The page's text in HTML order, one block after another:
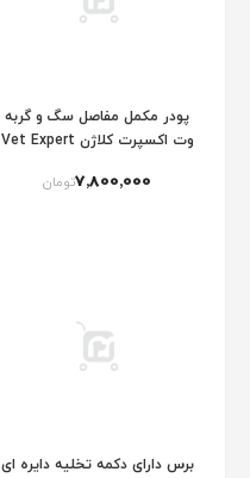
پودر مکمل مفاصل سگ و گربه
وت اکسپرت کلاژن Vet Expert
7٬800٬000تومان
برس دارای دکمه تخلیه دایره ای